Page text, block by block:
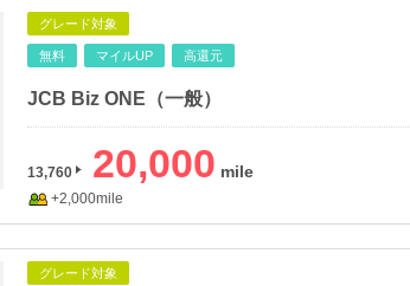
グレード対象
無料 マイルUP 高還元
JCB Biz ONE（一般）
13,760 20,000
+2,000mile
グレード対象